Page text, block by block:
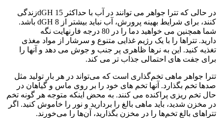
در حالی که تترا جواهر می توانند در آب با حداکثر dGH 15زندگی
کنند، برای شرایط بهینه پرورش، آب نباید بیشتر از 8 dGH باشد.
شما همچنین می خواهید دما را در 80 درجه فارنهایت نگه
دارید. تتراها را با یک رژیم غذایی متنوع و سرشار از مواد مغذی
تغذیه کنید. این به نرها ظاهری پر جنب و جوش می دهد و آنها را
برای جفت های احتمالی جذاب تر می کند.
تترا جواهر ماهی تخم‌گذاری است که می‌تواند در هر بار تولید مثل
صدها تخم بگذارد. آنها تخم های خود را بر روی ماس و گیاهان در
حال تخم ریزی پراکنده می کنند. به محض اینکه متوجه هر گونه تخم
در مخزن شدید، باید ماهی بالغ را بردارید و نور را خاموش کنید. اگر
تتراهای بالغ تخم‌ها را در مخزن بگذارید، آن‌ها را می‌خورند.